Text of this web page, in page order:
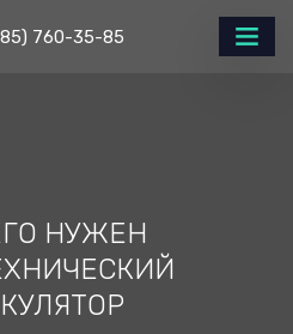
760-35-85
НУЖЕН